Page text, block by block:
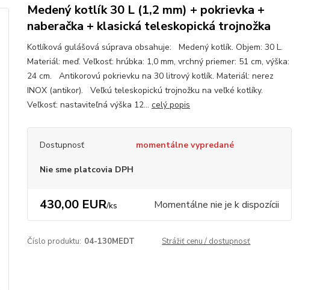
Medený kotlík 30 L (1,2 mm) + pokrievka +
naberačka + klasická teleskopická trojnožka
Kotlíková gulášová súprava obsahuje: Medený kotlík. Objem: 30 L.
Materiál: meď. Veľkosť: hrúbka: 1,0 mm, vrchný priemer: 51 cm, výška:
24 cm. Antikorovú pokrievku na 30 litrový kotlík. Materiál: nerez
INOX (antikor). Veľkú teleskopickú trojnožku na veľké kotlíky.
Veľkosť: nastaviteľná výška 12... celý popis
Dostupnosť momentálne vypredané
Nie sme platcovia DPH
430,00 EUR/ks Momentálne nie je k dispozícii
Číslo produktu: 04-130MEDT Strážiť cenu / dostupnosť